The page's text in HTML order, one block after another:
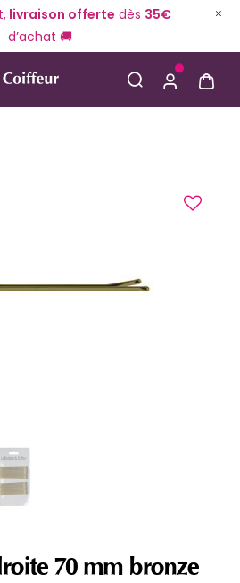
livraison offerte dès 35€
d’achat 🚚
70 mm bronze